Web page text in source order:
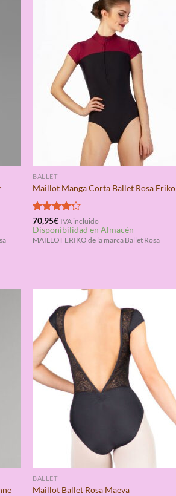
BALLET
Maillot Manga Corta Ballet Rosa Eriko
Valorado
con4.25
de 5
70,95€ IVA incluido
Disponibilidad en Almacén
MAILLOT ERIKO de la marca Ballet Rosa
BALLET
Maillot Ballet Rosa Maeva